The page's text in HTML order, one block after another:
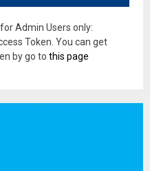
Admin Users only:
Token. You can get
by go to this page